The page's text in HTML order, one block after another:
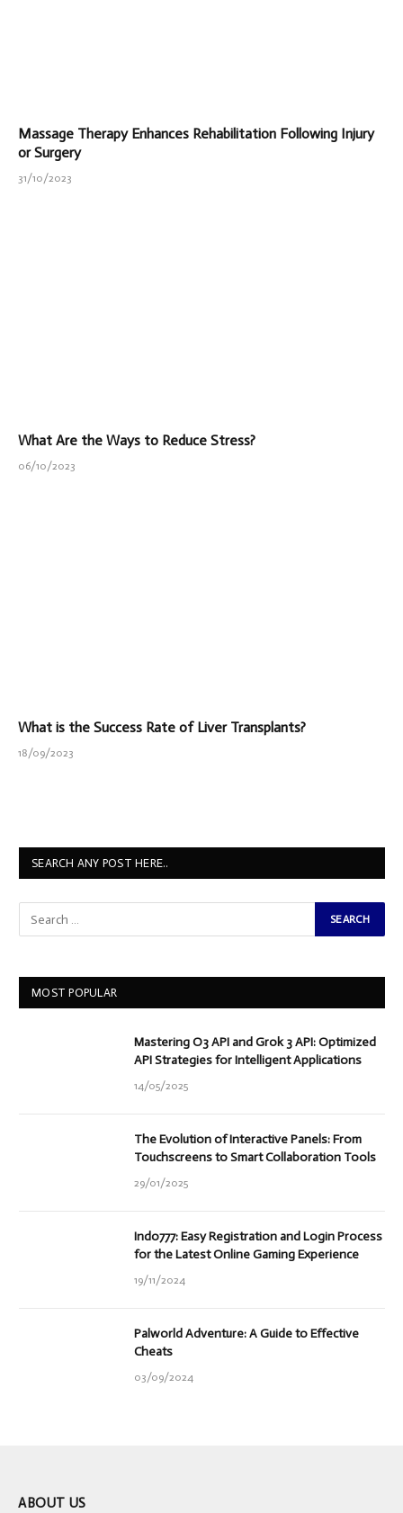
Massage Therapy Enhances Rehabilitation Following Injury
or Surgery
31/10/2023
What Are the Ways to Reduce Stress?
06/10/2023
What is the Success Rate of Liver Transplants?
18/09/2023
SEARCH ANY POST HERE..
MOST POPULAR
Mastering O3 API and Grok 3 API: Optimized
API Strategies for Intelligent Applications
14/05/2025
The Evolution of Interactive Panels: From
Touchscreens to Smart Collaboration Tools
29/01/2025
Indo777: Easy Registration and Login Process
for the Latest Online Gaming Experience
19/11/2024
Palworld Adventure: A Guide to Effective
Cheats
03/09/2024
ABOUT US